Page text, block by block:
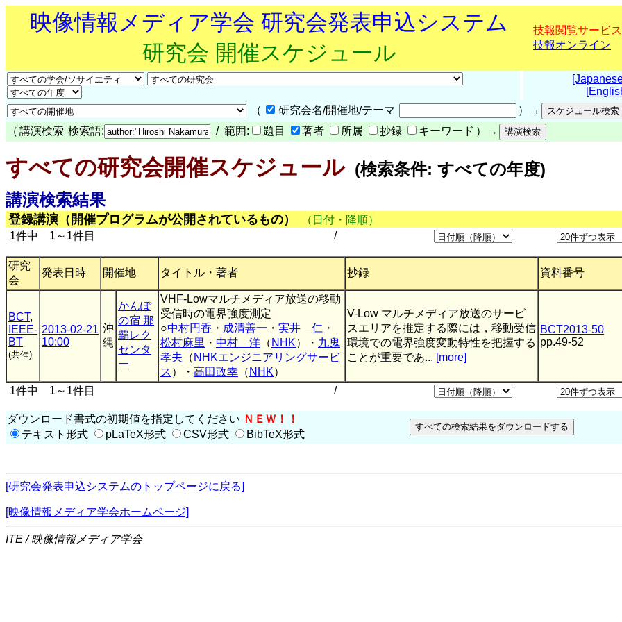
映像情報メディア学会 研究会発表申込システム
研究会 開催スケジュール
技報閲覧サービス
技報オンライン
（
研究会名/開催地/テーマ
）→
（ 講演検索 検索語: / 範囲: 題目 著者 所属 抄録 キーワード ）→
すべての研究会開催スケジュール(検索条件: すべての年度)
講演検索結果
登録講演（開催プログラムが公開されているもの）
（日付・降順）
1件中 1～1件目
/
研究
会
発表日時 開催地 タイトル・著者 抄録 資料番号
BCT,
IEEE-
BT
(共催)
2013-02-21
10:00
沖
縄
かんぽ
の宿 那
覇レク
センタ
ー
VHF-Lowマルチメディア放送の移動
受信時の電界強度測定
○中村円香 ・ 成清善一 ・ 実井 仁 ・
松村麻里 ・ 中村 洋 （ NHK）・ 九鬼
孝夫 （ NHKエンジニアリングサービ
ス ）・ 高田政幸 （ NHK）
V-Low マルチメディア放送のサービ
スエリアを推定する際には，移動受信
環境での電界強度変動特性を把握する
ことが重要であ... [more]
BCT2013-50
pp.49-52
1件中 1～1件目 /
ダウンロード書式の初期値を指定してください ＮＥＷ！！
テキスト形式
pLaTeX形式 CSV形式 BibTeX形式
[研究会発表申込システムのトップページに戻る]
[映像情報メディア学会ホームページ]
ITE / 映像情報メディア学会